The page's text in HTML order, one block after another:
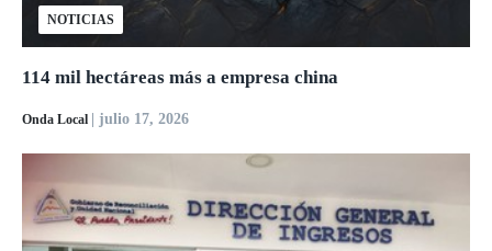
NOTICIAS
114 mil hectáreas más a empresa china
Onda Local | julio 17, 2026